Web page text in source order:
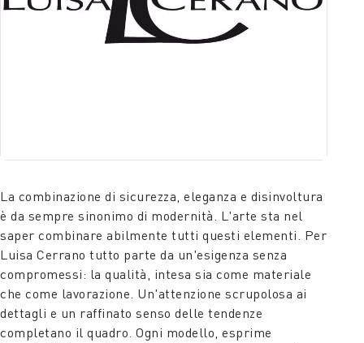
La combinazione di sicurezza, eleganza e disinvoltura
è da sempre sinonimo di modernità. L'arte sta nel
saper combinare abilmente tutti questi elementi. Per
Luisa Cerrano tutto parte da un'esigenza senza
compromessi: la qualità, intesa sia come materiale
che come lavorazione. Un'attenzione scrupolosa ai
dettagli e un raffinato senso delle tendenze
completano il quadro. Ogni modello, esprime